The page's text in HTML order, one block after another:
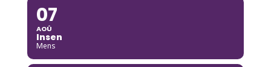
07
AOÛ
Insen
Mens